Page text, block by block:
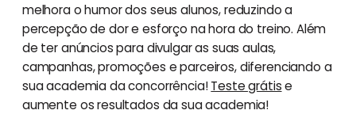
melhora o humor dos seus alunos, reduzindo a
percepção de dor e esforço na hora do treino. Além
de ter anúncios para divulgar as suas aulas,
campanhas, promoções e parceiros, diferenciando a
sua academia da concorrência!Teste grátise
aumente os resultados da sua academia!